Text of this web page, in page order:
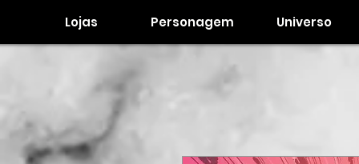
Lojas Personagem Universo